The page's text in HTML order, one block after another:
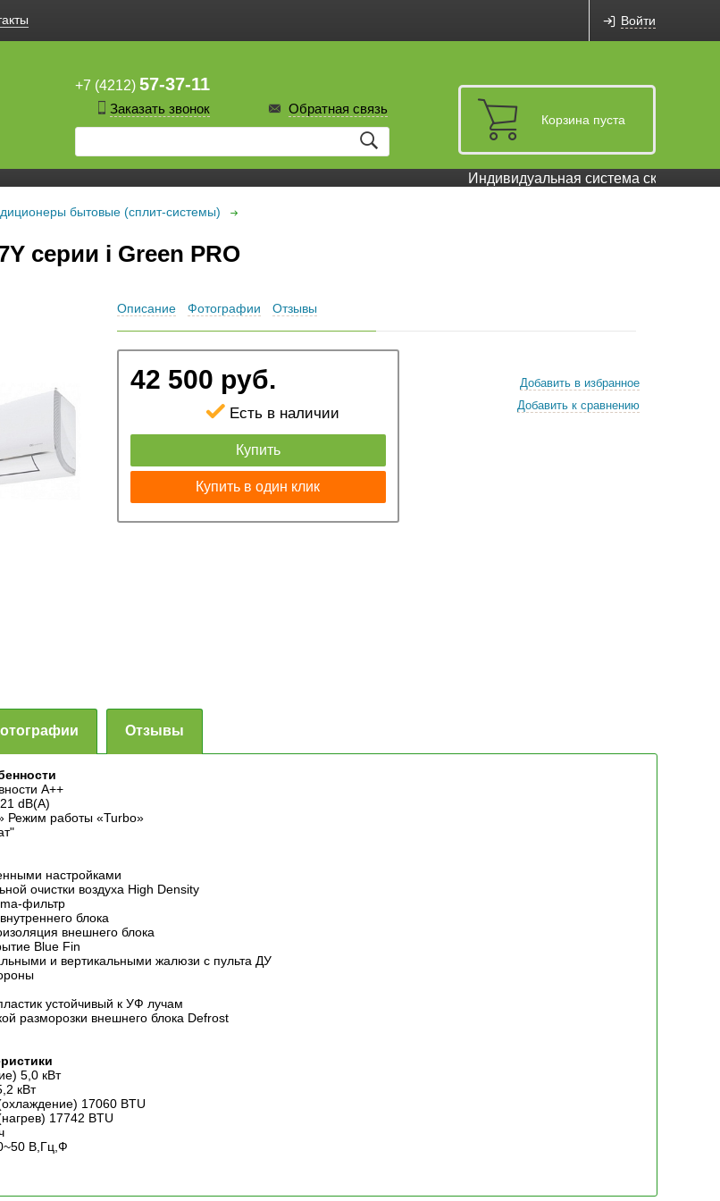
Войти
+7 (4212) 57-37-11
Заказать звонок Обратная связь
Корзина пуста
Индивидуальная система скидок и
бытовые (сплит-системы)
серии i Green PRO
Описание Фотографии Отзывы
42 500 руб.
Есть в наличии
Купить
Купить в один клик
Добавить в избранное
Добавить к сравнению
A++
dB(A)
Режим работы «Turbo»
настройками
очистки воздуха High Density
фильтр
блока
внешнего блока
Blue Fin
и вертикальными жалюзи с пульта ДУ
устойчивый к УФ лучам
разморозки внешнего блока Defrost
5,0 кВт
кВт
17060 BTU
17742 BTU
В,Гц,Ф
Отзывы